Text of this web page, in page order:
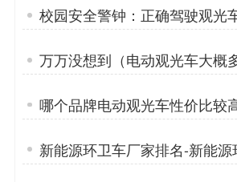
校园安全警钟：正确驾驶观光
护每一生命「专菱」
万万没想到（电动观光车大概
钱）专菱电动观光车「专菱」
哪个品牌电动观光车性价比较
「专菱」
新能源环卫车厂家排名-新能源
车的优势「专菱」